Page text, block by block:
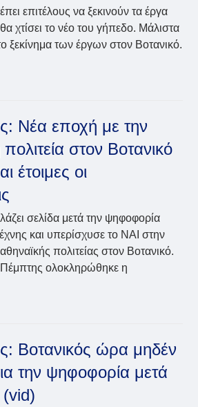
είναι
έτοιμο
επιτέλους να ξεκινούν τα έργα
χτίσει το νέο του γήπεδο. Μάλιστα
ξεκίνημα των έργων στον Βοτανικό.
φτιάξουμε
Νέα εποχή με την
στον Βοτανικό
έτοιμες οι
σελίδα μετά την ψηφοφορία
και υπερίσχυσε το ΝΑΙ στην
πολιτείας στον Βοτανικό.
ολοκληρώθηκε η
Βοτανικός ώρα μηδέν
την ψηφοφορία μετά
(vid)